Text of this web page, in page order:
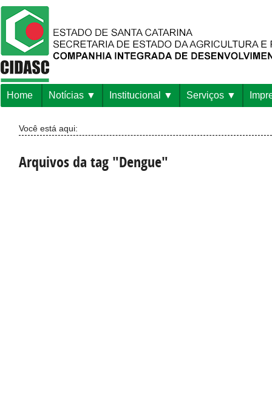
Home Notícias Institucional Serviços
Você está aqui:
Arquivos da tag "Dengue"